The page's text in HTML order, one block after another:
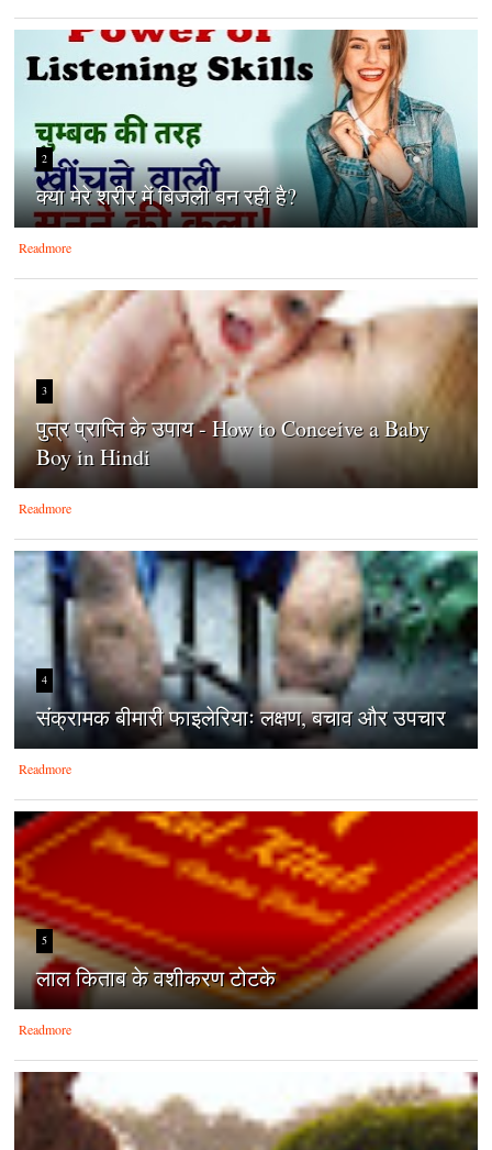
2
क्‍या मेरे शरीर में बिजली बन रही है?
Readmore
3
पुत्र प्राप्ति के उपाय - How to Conceive a Baby
Boy in Hindi
Readmore
4
संक्रामक बीमारी फाइलेरियाः लक्षण, बचाव और उपचार
Readmore
5
लाल किताब के वशीकरण टोटके
Readmore